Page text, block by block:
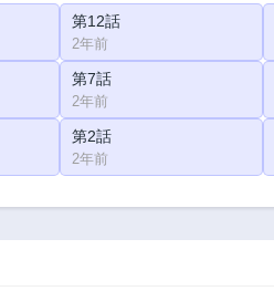
第12話
2年前
第7話
2年前
第2話
2年前